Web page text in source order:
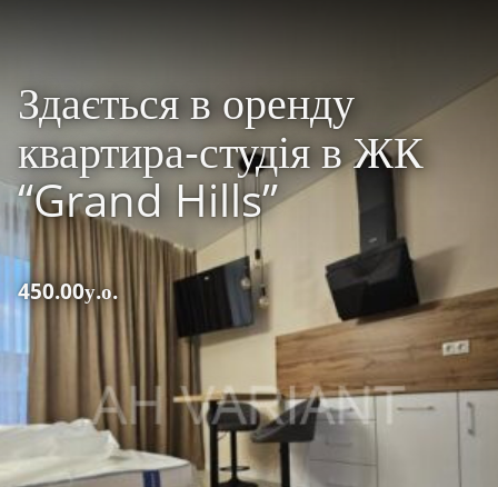
Здається в оренду
квартира-студія в ЖК
“Grand Hills”
450.00у.о.